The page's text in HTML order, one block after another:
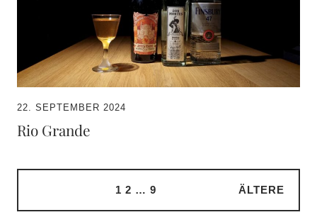
22. SEPTEMBER 2024
Rio Grande
1 2 … 9 ÄLTERE